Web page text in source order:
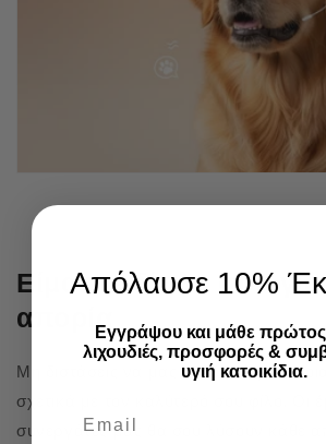
Είμαστε δίπλα σου
απορία
Μη διστάσεις να μας καλέσεις για
σχετικά με τον καλύτερό σου φίλο. Οι
συνεργάτες μας θα σου λύσουν κάθε
Απόλαυσε 10%
Εγγράψου και μάθε πρώτος
λιχουδιές, προσφορές &
υγιή κατοικίδια.